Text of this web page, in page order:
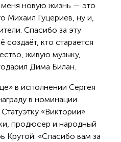
меня новую жизнь — это
Михаил Гуцериев, ну и,
Спасибо за эту
кто старается
живую музыку,
Дима Билан.
в исполнении Сергея
в номинации
«Виктории»
продюсер и народный
Крутой: «Спасибо вам за